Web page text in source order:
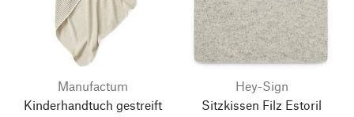
Manufactum
Kinderhandtuch gestreift
Hey-Sign
Sitzkissen Filz Estoril